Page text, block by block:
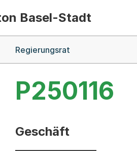
Basel-Stadt
Regierungsrat
P250116
Geschäft